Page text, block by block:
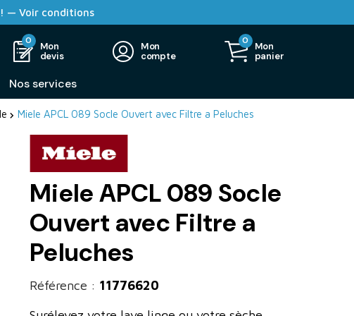
— Voir conditions
Mon
devis
0
Mon
compte
0
Mon
panier
Nos services
Miele APCL 089 Socle Ouvert avec Filtre a Peluches
Miele APCL 089 Socle
Ouvert avec Filtre a
Peluches
Référence : 11776620